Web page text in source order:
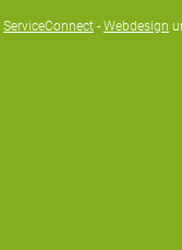
ServiceConnect - Webdesign